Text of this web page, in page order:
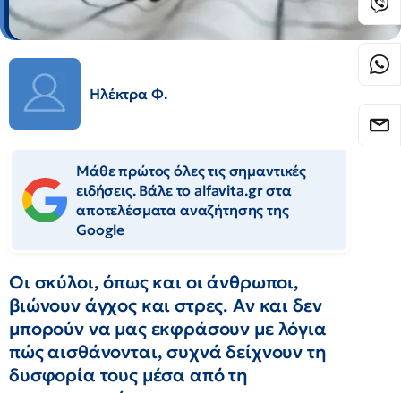
Ηλέκτρα Φ.
Μάθε πρώτος όλες τις σημαντικές
ειδήσεις. Βάλε το alfavita.gr στα
αποτελέσματα αναζήτησης της
Google
Οι σκύλοι, όπως και οι άνθρωποι,
βιώνουν άγχος και στρες. Αν και δεν
μπορούν να μας εκφράσουν με λόγια
πώς αισθάνονται, συχνά δείχνουν τη
δυσφορία τους μέσα από τη